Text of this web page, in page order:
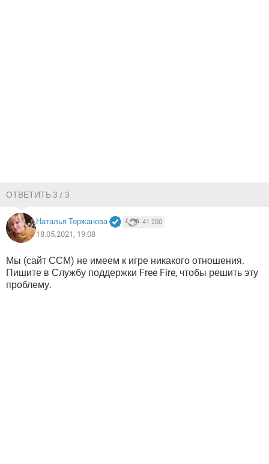
ОТВЕТИТЬ 3 / 3
Наталья Торжанова 41 200
18.05.2021, 19:08
Мы (сайт ССМ) не имеем к игре никакого отношения.
Пишите в Службу поддержки Free Fire, чтобы решить эту
проблему.